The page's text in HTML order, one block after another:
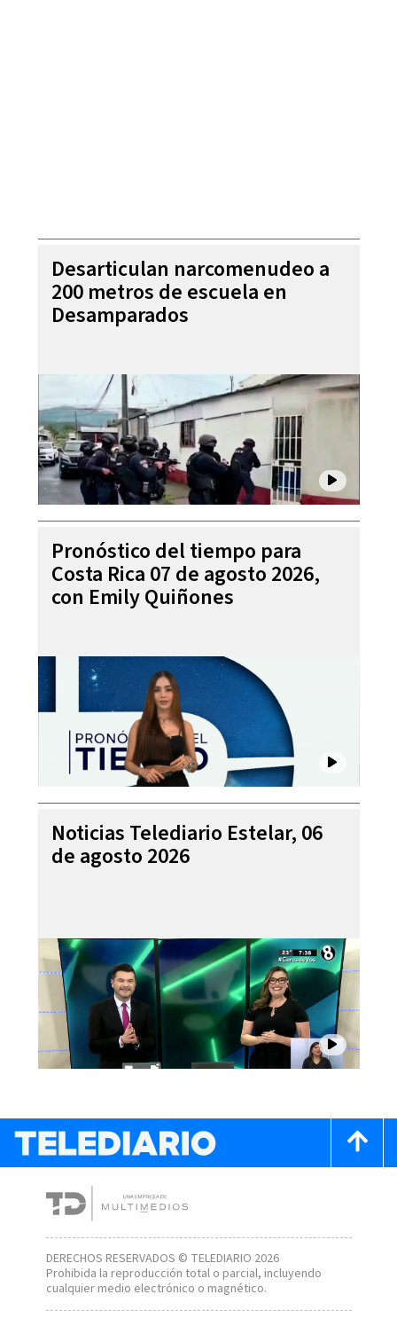
Desarticulan narcomenudeo a
200 metros de escuela en
Desamparados
Pronóstico del tiempo para
Costa Rica 07 de agosto 2026,
con Emily Quiñones
Noticias Telediario Estelar, 06
de agosto 2026
DERECHOS RESERVADOS © TELEDIARIO 2026
Prohibida la reproducción total o parcial, incluyendo
cualquier medio electrónico o magnético.